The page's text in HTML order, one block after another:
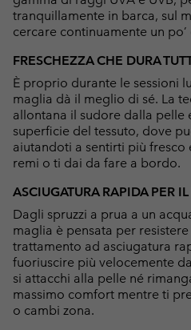
tranquillamente in barca, sul
cercare continuamente un po’
FRESCHEZZA CHE DURA
È proprio durante le sessioni
maglia dà il meglio di sé. La
allontana il sudore dalla pelle
superficie del tessuto, dove
aiutandoti a sentirti più fresco
remi o ti dai da fare a bordo.
ASCIUGATURA RAPIDA PER
Dagli spruzzi a prua a un
maglia è pensata per resistere
trattamento ad asciugatura
fuoriuscire più velocemente
si attacchi alla pelle né
massimo comfort mentre ti
o cambi zona.